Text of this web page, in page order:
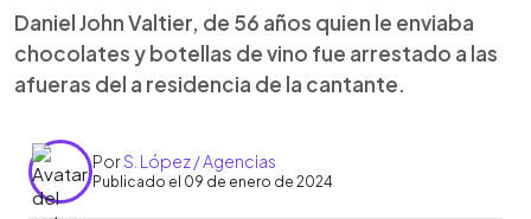
Daniel John Valtier, de 56 años quien le enviaba
chocolates y botellas de vino fue arrestado a las
afueras del a residencia de la cantante.
PorS. López / Agencias
Publicado el 09 de enero de 2024